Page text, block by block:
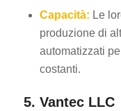
Capacità: Le
produzione di
automatizzati
costanti.
5. Vantec LLC